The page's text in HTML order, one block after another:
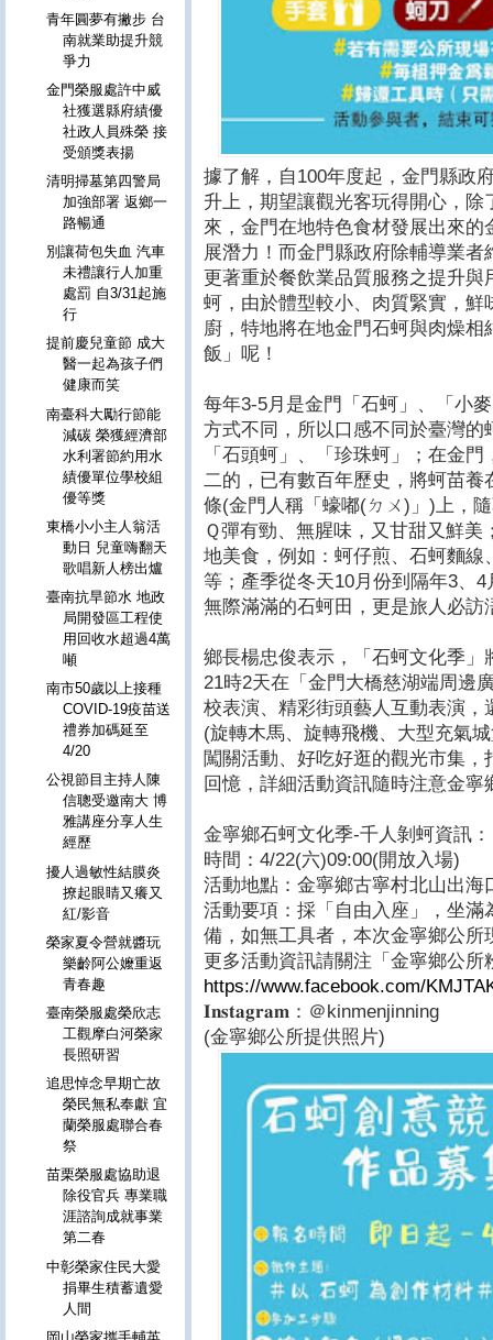
據了解，自100年度起，金門縣政
升上，期望讓觀光客玩得開心，
來，金門在地特色食材發展出來
展潛力！而金門縣政府除輔導業
更著重於餐飲業品質服務之提升
蚵，由於體型較小、肉質緊實，
廚，特地將在地金門石蚵與肉燥
飯」呢！
每年3-5月是金門「石蚵」、「小
方式不同，所以口感不同於臺灣
「石頭蚵」、「珍珠蚵」；在金
二的，已有數百年歷史，將蚵苗
條(金門人稱「蠔嘟(ㄉㄨ)」)上，
Ｑ彈有勁、無腥味，又甘甜又鮮
地美食，例如：蚵仔煎、石蚵麵
等；產季從冬天10月份到隔年3、
無際滿滿的石蚵田，更是旅人必訪
鄉長楊忠俊表示，「石蚵文化季」
21時2天在「金門大橋慈湖端周邊
校表演、精彩街頭藝人互動表演
(旋轉木馬、旋轉飛機、大型充氣
闖關活動、好吃好逛的觀光市集
回憶，詳細活動資訊隨時注意金寧
金寧鄉石蚵文化季-千人剝蚵資訊：
時間：4/22(六)09:00(開放入場)
活動地點：金寧鄉古寧村北山出海
活動要項：採「自由入座」，坐
備，如無工具者，本次金寧鄉公
更多活動資訊請關注「金寧鄉公所
https://www.facebook.com/
𝐈𝐧𝐬𝐭𝐚𝐠𝐫𝐚𝐦：＠kinmenjinning
(金寧鄉公所提供照片)
青年圓夢有撇步 台
南就業助提升競
爭力
金門榮服處許中威
社獲選縣府績優
社政人員殊榮 接
受頒獎表揚
清明掃墓第四警局
加強部署 返鄉一
路暢通
別讓荷包失血 汽車
未禮讓行人加重
處罰 自3/31起施
行
提前慶兒童節 成大
醫一起為孩子們
健康而笑
南臺科大勵行節能
減碳 榮獲經濟部
水利署節約用水
績優單位學校組
優等獎
東橋小小主人翁活
動日 兒童嗨翻天
歌唱新人榜出爐
臺南抗旱節水 地政
局開發區工程使
用回收水超過4萬
噸
南市50歲以上接種
COVID-19疫苗送
禮券加碼延至
4/20
公視節目主持人陳
信聰受邀南大 博
雅講座分享人生
經歷
擾人過敏性結膜炎
撩起眼睛又癢又
紅/影音
榮家夏令營就醬玩
樂齡阿公嬤重返
青春趣
臺南榮服處榮欣志
工觀摩白河榮家
長照研習
追思悼念早期亡故
榮民無私奉獻 宜
蘭榮服處聯合春
祭
苗栗榮服處協助退
除役官兵 專業職
涯諮詢成就事業
第二春
中彰榮家住民大愛
捐畢生積蓄遺愛
人間